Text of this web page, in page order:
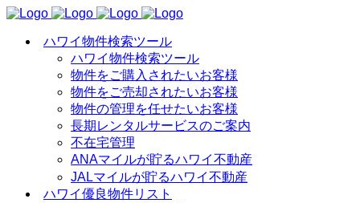
ハワイ物件検索ツール
ハワイ物件検索ツール
物件をご購入されたいお客様
物件をご売却されたいお客様
物件の管理を任せたいお客様
長期レンタルサービスのご案内
不在宅管理
ANAマイルが貯るハワイ不動産
JALマイルが貯るハワイ不動産
ハワイ優良物件リスト